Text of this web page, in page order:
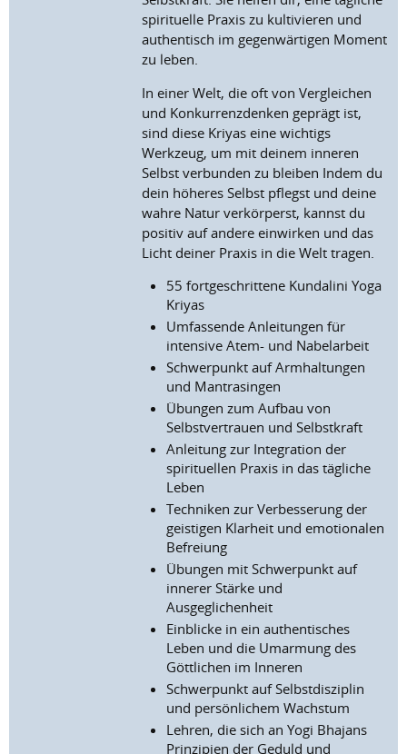
spirituelle Praxis zu kultivieren und
authentisch im gegenwärtigen Moment
zu leben.
In einer Welt, die oft von Vergleichen
und Konkurrenzdenken geprägt ist,
sind diese Kriyas eine wichtigs
Werkzeug, um mit deinem inneren
Selbst verbunden zu bleiben Indem du
dein höheres Selbst pflegst und deine
wahre Natur verkörperst, kannst du
positiv auf andere einwirken und das
Licht deiner Praxis in die Welt tragen.
55 fortgeschrittene Kundalini Yoga
Kriyas
Umfassende Anleitungen für
intensive Atem- und Nabelarbeit
Schwerpunkt auf Armhaltungen
und Mantrasingen
Übungen zum Aufbau von
Selbstvertrauen und Selbstkraft
Anleitung zur Integration der
spirituellen Praxis in das tägliche
Leben
Techniken zur Verbesserung der
geistigen Klarheit und emotionalen
Befreiung
Übungen mit Schwerpunkt auf
innerer Stärke und
Ausgeglichenheit
Einblicke in ein authentisches
Leben und die Umarmung des
Göttlichen im Inneren
Schwerpunkt auf Selbstdisziplin
und persönlichem Wachstum
Lehren, die sich an Yogi Bhajans
Prinzipien der Geduld und